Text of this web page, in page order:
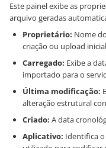
Este painel exibe as
arquivo geradas
Proprietário: Nome
criação ou upload
Carregado: Exibe a
importado para o
Última modificação:
alteração estrutural
Criado: A data
Aplicativo: Identifica